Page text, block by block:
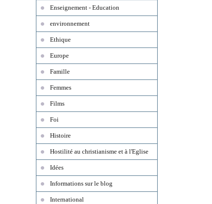
Enseignement - Education
environnement
Ethique
Europe
Famille
Femmes
Films
Foi
Histoire
Hostilité au christianisme et à l'Eglise
Idées
Informations sur le blog
International